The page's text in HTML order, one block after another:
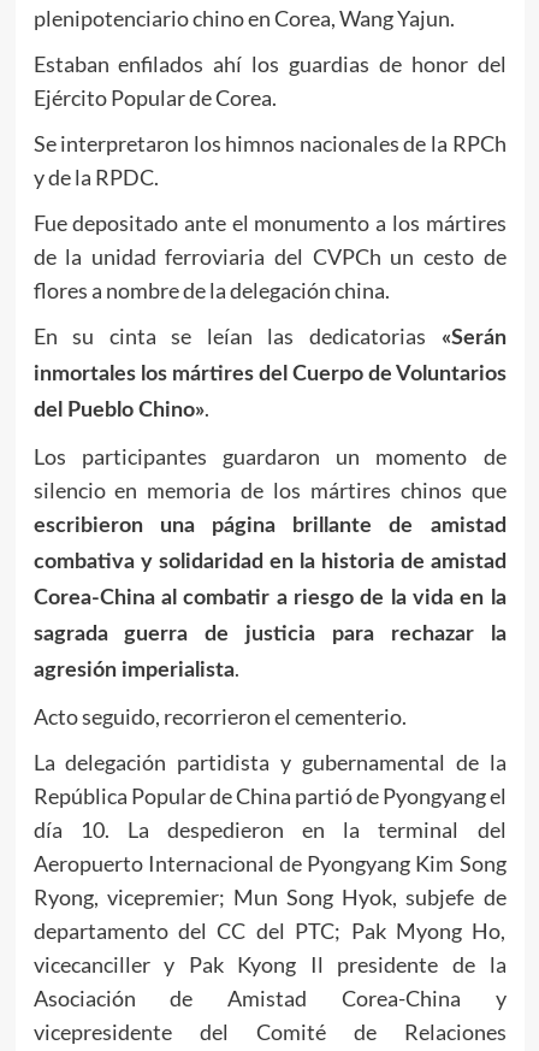
plenipotenciario chino en Corea, Wang Yajun.
Estaban enfilados ahí los guardias de honor del
Ejército Popular de Corea.
Se interpretaron los himnos nacionales de la RPCh
y de la RPDC.
Fue depositado ante el monumento a los mártires
de la unidad ferroviaria del CVPCh un cesto de
flores a nombre de la delegación china.
En su cinta se leían las dedicatorias
«Serán
inmortales los mártires del Cuerpo de Voluntarios
del Pueblo Chino».
Los participantes guardaron un momento de
silencio en memoria de los mártires chinos que
escribieron una página brillante de amistad
combativa y solidaridad en la historia de amistad
Corea-China al combatir a riesgo de la vida en la
sagrada guerra de justicia para rechazar la
agresión imperialista.
Acto seguido, recorrieron el cementerio.
La delegación partidista y gubernamental de la
República Popular de China partió de Pyongyang el
día 10. La despedieron en la terminal del
Aeropuerto Internacional de Pyongyang Kim Song
Ryong, vicepremier; Mun Song Hyok, subjefe de
departamento del CC del PTC; Pak Myong Ho,
vicecanciller y Pak Kyong Il presidente de la
Asociación de Amistad Corea-China y
vicepresidente del Comité de Relaciones